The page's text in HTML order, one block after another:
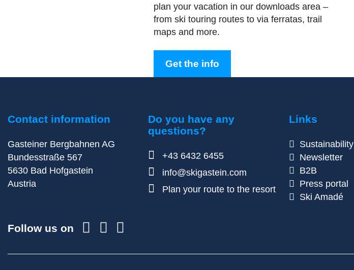
plan your vacation in our downloads area –
from ski touring routes to via ferratas, trail
maps and more.
Get the info
Contact information
Gasteiner Bergbahnen AG
Bundesstraße 567
5630 Bad Hofgastein
Austria
Follow us on
Do you have any
questions?
+43 6432 6455
info@skigastein.com
Plan your route to the resort
Links
Sustainability
Newsletter
B2B
Press portal
Ski Amadé